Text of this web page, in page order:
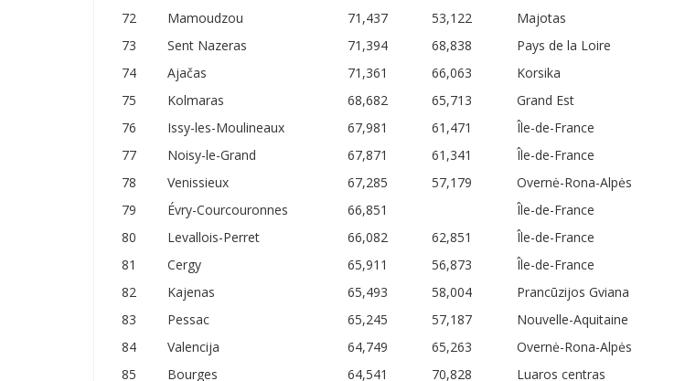
72
Mamoudzou 71,437 53,122
Majotas
73
Sent Nazeras 71,394 68,838
Pays de la Loire
74
Ajačas 71,361 66,063
Korsika
75
Kolmaras 68,682 65,713
Grand Est
76
Issy-les-Moulineaux 67,981 61,471
Île-de-France
77
Noisy-le-Grand 67,871 61,341
Île-de-France
78
Venissieux 67,285 57,179
Overnė-Rona-Alpės
79
Évry-Courcouronnes 66,851
Île-de-France
80
Levallois-Perret 66,082 62,851
Île-de-France
81
Cergy 65,911 56,873
Île-de-France
82
Kajenas 65,493 58,004
Prancūzijos Gviana
83
Pessac 65,245 57,187
Nouvelle-Aquitaine
84
Valencija 64,749 65,263
Overnė-Rona-Alpės
85
Bourges 64,541 70,828 Luaros centras